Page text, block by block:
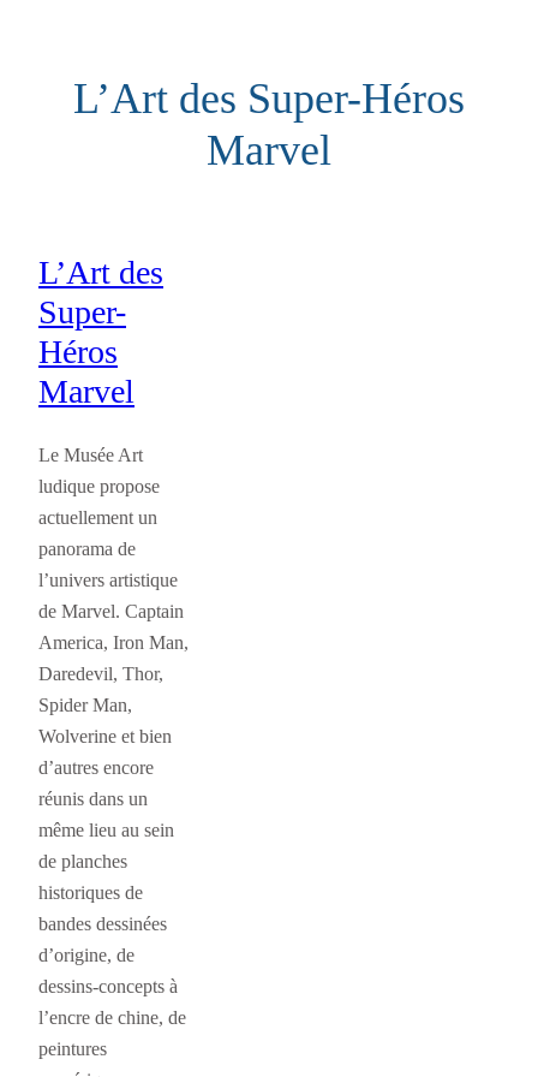
L’Art des Super-Héros
Marvel
L’Art des
Super-
Héros
Marvel
Le Musée Art
ludique propose
actuellement un
panorama de
l’univers artistique
de Marvel. Captain
America, Iron Man,
Daredevil, Thor,
Spider Man,
Wolverine et bien
d’autres encore
réunis dans un
même lieu au sein
de planches
historiques de
bandes dessinées
d’origine, de
dessins-concepts à
l’encre de chine, de
peintures